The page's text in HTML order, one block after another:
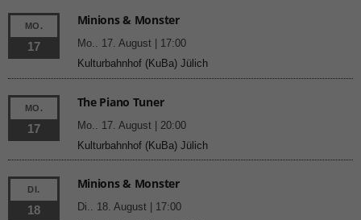
MO.
17
Minions & Monster
Mo.. 17. August | 17:00
Kulturbahnhof (KuBa) Jülich
MO.
17
The Piano Tuner
Mo.. 17. August | 20:00
Kulturbahnhof (KuBa) Jülich
DI.
18
Minions & Monster
Di.. 18. August | 17:00